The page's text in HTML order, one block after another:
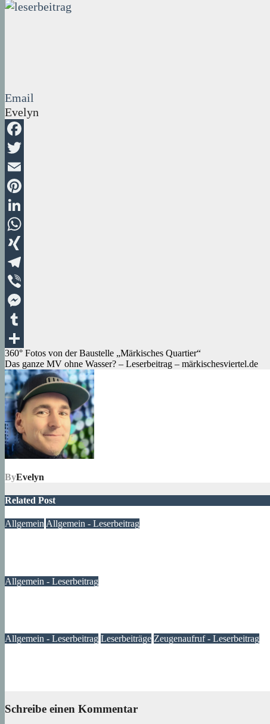
Email
Evelyn
Facebook
Twitter
Email
Pinterest
LinkedIn
WhatsApp
XING
Telegram
Viber
Messenger
Tumblr
Teilen
Beitragsnavigation
360° Fotos von der Baustelle „Märkisches Quartier“
Das ganze MV ohne Wasser? – Leserbeitrag – märkischesviertel.de
ByEvelyn
Related Post
Allgemein Allgemein - Leserbeitrag
Allgemein - Leserbeitrag
Allgemein - Leserbeitrag Leserbeiträge Zeugenaufruf - Leserbeitrag
Schreibe einen Kommentar